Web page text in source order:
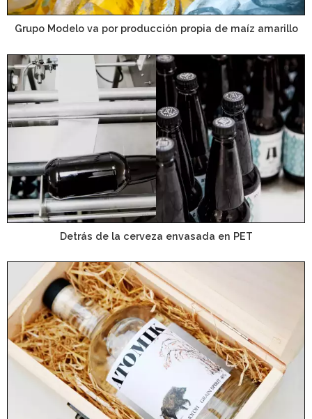
Grupo Modelo va por producción propia de maíz amarillo
Detrás de la cerveza envasada en PET